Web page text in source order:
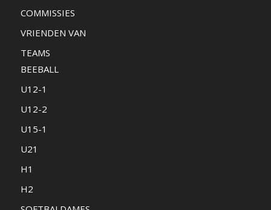
COMMISSIES
VRIENDEN VAN
TEAMS
BEEBALL
U12-1
U12-2
U15-1
U21
H1
H2